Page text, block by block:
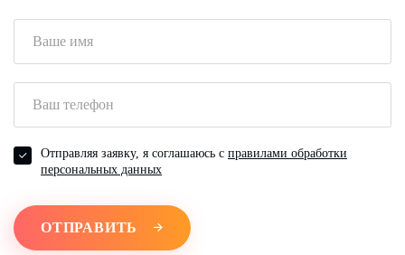
Отправляя заявку, я соглашаюсь с правилами обработки
персональных данных
ОТПРАВИТЬ